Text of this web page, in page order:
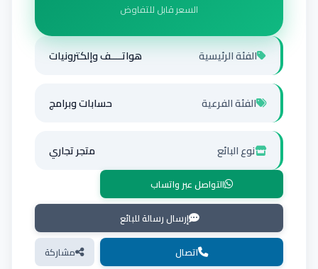
السعر قابل للتفاوض
الفئة الرئيسية هواتــــف وإلكترونيات
الفئة الفرعية حسابات وبرامج
نوع البائع متجر تجاري
التواصل عبر واتساب
إرسال رسالة للبائع
اتصال
مشاركة